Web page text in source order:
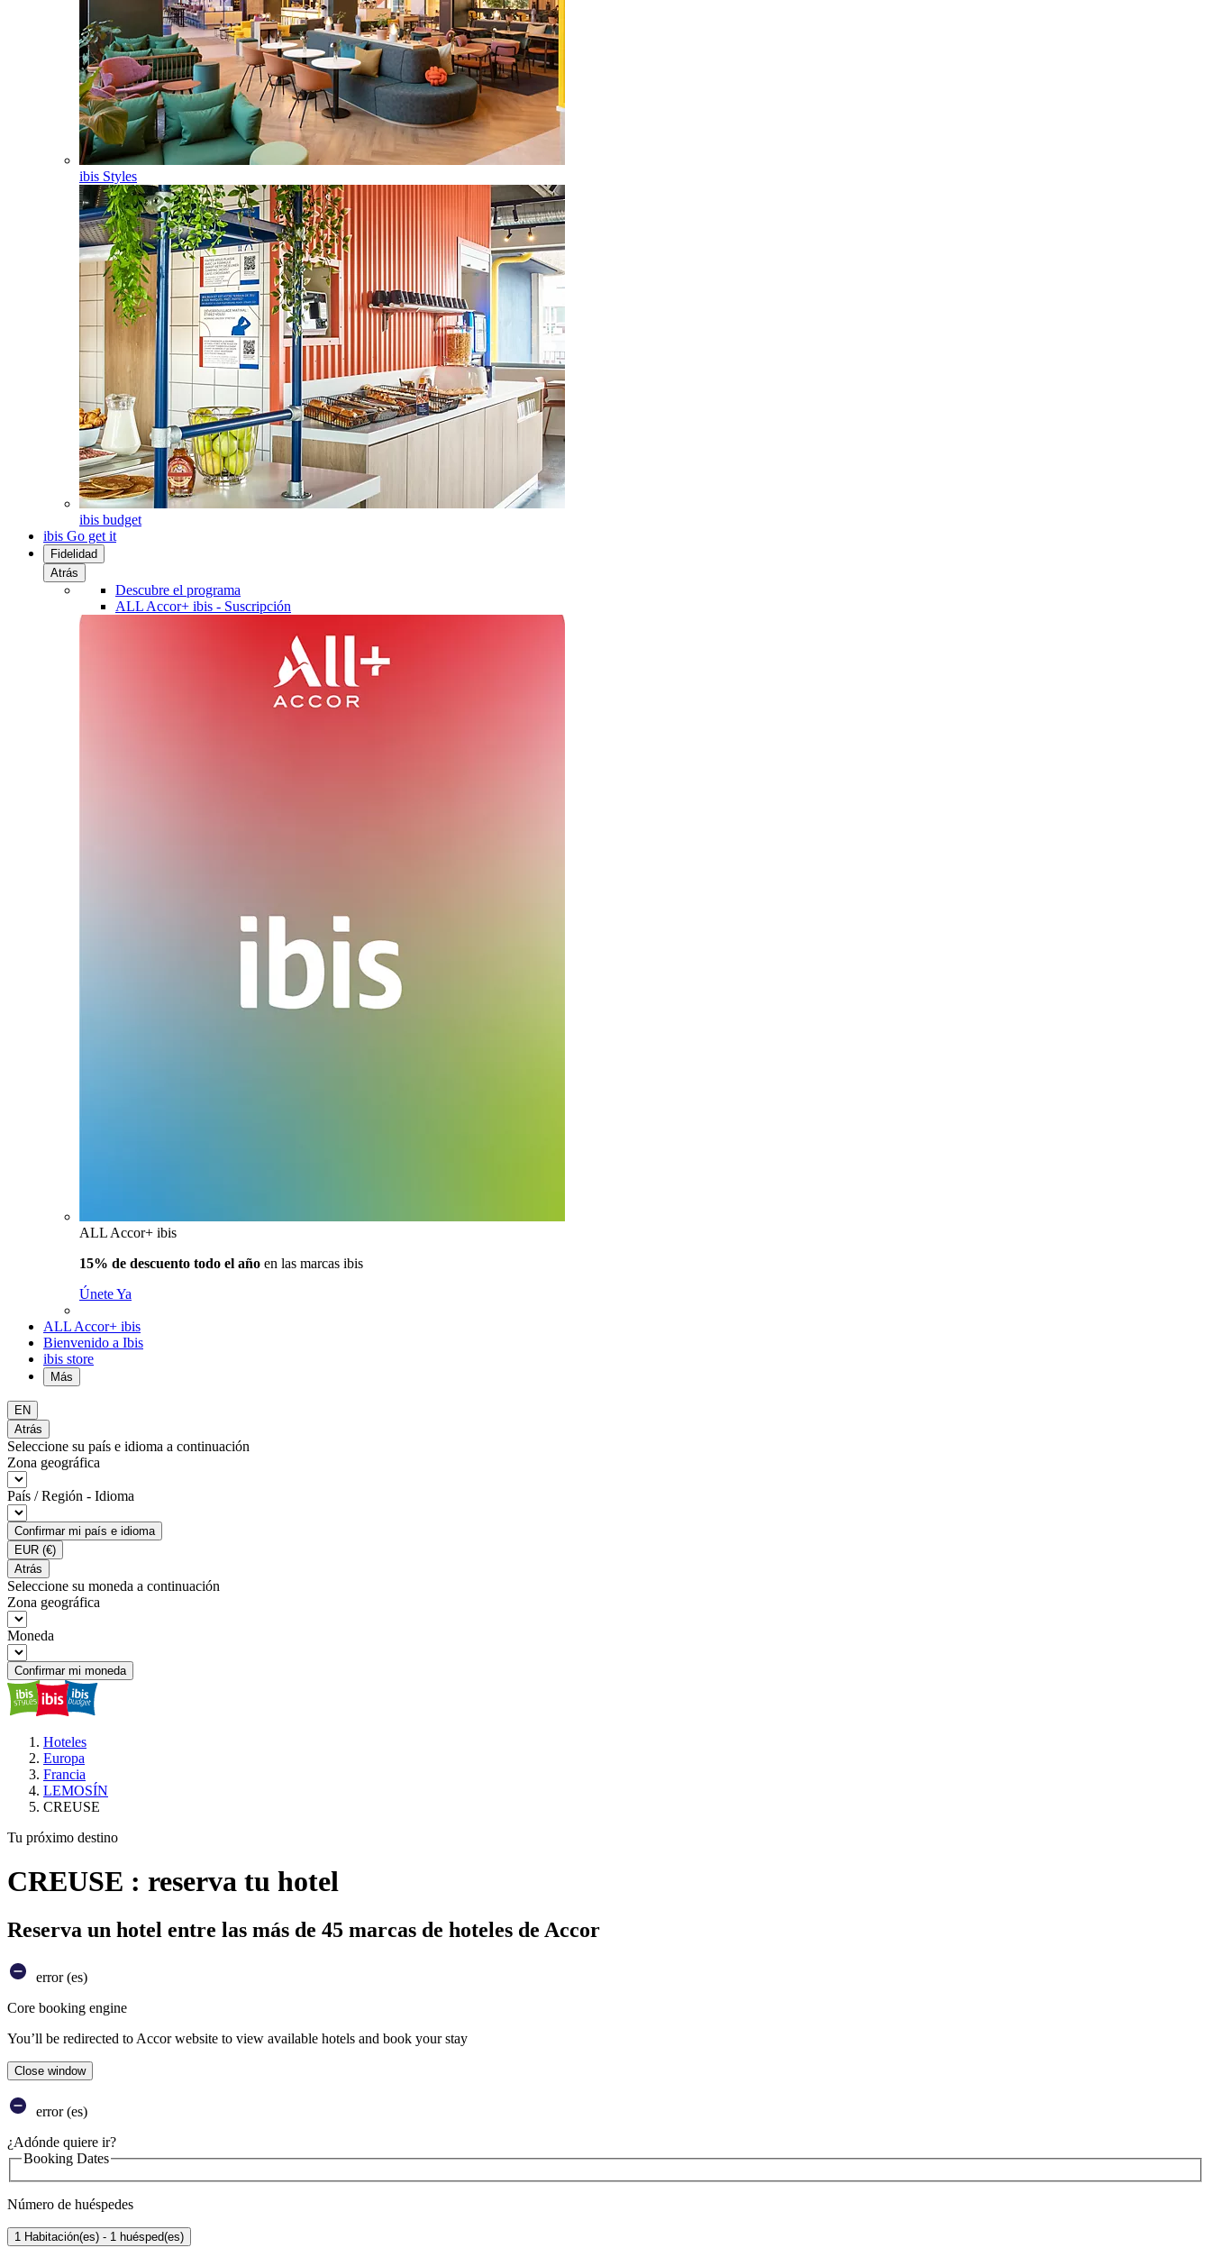
ibis Styles
ibis budget
ibis Go get it
Fidelidad
Atrás
Descubre el programa
ALL Accor+ ibis - Suscripción
ALL Accor+ ibis
15% de descuento todo el año en las marcas ibis
Únete Ya
ALL Accor+ ibis
Bienvenido a Ibis
ibis store
Más
EN
Atrás
Seleccione su país e idioma a continuación
Zona geográfica
País / Región - Idioma
Confirmar mi país e idioma
EUR (€)
Atrás
Seleccione su moneda a continuación
Zona geográfica
Moneda
Confirmar mi moneda
Hoteles
Europa
Francia
LEMOSÍN
CREUSE
Tu próximo destino
CREUSE : reserva tu hotel
Reserva un hotel entre las más de 45 marcas de hoteles de Accor
error (es)
Core booking engine
You’ll be redirected to Accor website to view available hotels and book your stay
Close window
error (es)
¿Adónde quiere ir?
Booking Dates
Número de huéspedes
1 Habitación(es) - 1 huésped(es)